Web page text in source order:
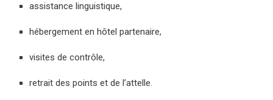
assistance linguistique,
hébergement en hôtel partenaire,
visites de contrôle,
retrait des points et de l’attelle.